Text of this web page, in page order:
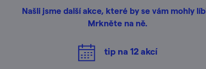
Našli jsme další akce, které by se vám mohly
Mrkněte na ně.
tip na 12akcí